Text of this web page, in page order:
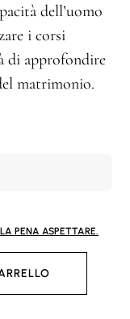
dell’uomo
i corsi
di approfondire
matrimonio.
PENA ASPETTARE.